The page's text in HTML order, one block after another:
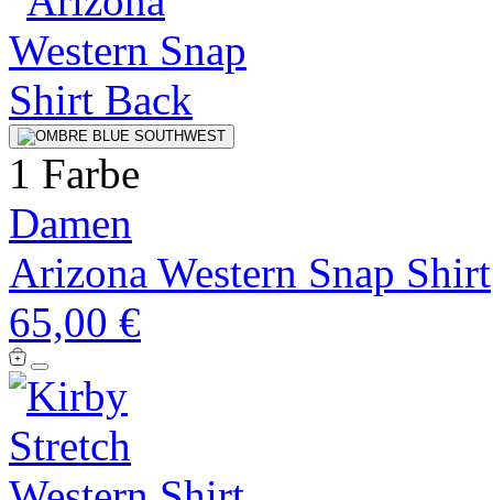
1 Farbe
Damen
Arizona Western Snap Shirt
65,00 €